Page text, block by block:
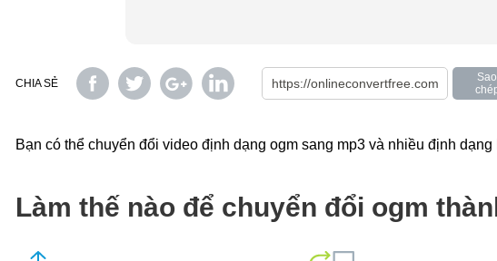
CHIA SẺ
Sao
Bạn có thể chuyển đổi video định dạng ogm sang mp3 và nhiều định
Làm thế nào để chuyển đổi ogm